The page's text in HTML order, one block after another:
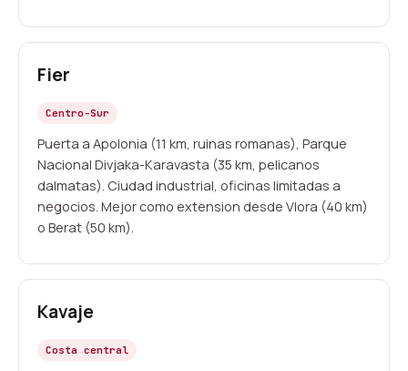
Fier
Centro-Sur
Puerta a Apolonia (11 km, ruinas romanas), Parque
Nacional Divjaka-Karavasta (35 km, pelicanos
dalmatas). Ciudad industrial, oficinas limitadas a
negocios. Mejor como extension desde Vlora (40 km)
o Berat (50 km).
Kavaje
Costa central